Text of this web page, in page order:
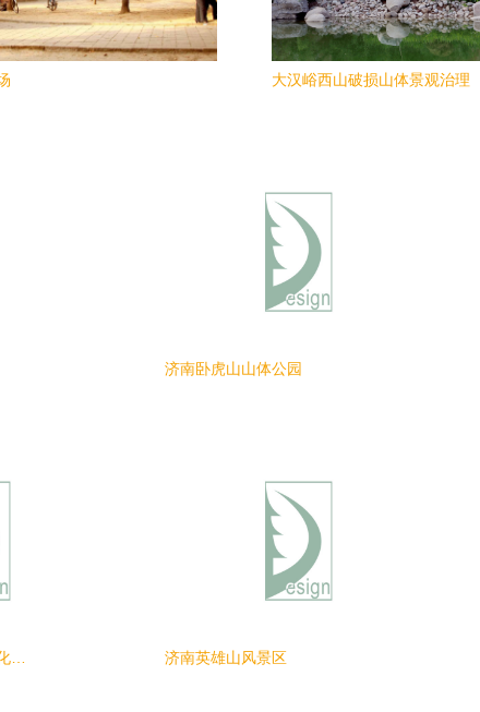
大汉峪西山破损山体景观治理
济南卧虎山山体公园
济南英雄山风景区